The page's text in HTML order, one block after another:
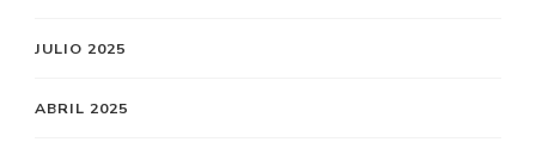
JULIO 2025
ABRIL 2025